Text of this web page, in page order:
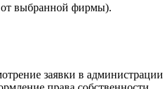
от выбранной фирмы).
заявки в